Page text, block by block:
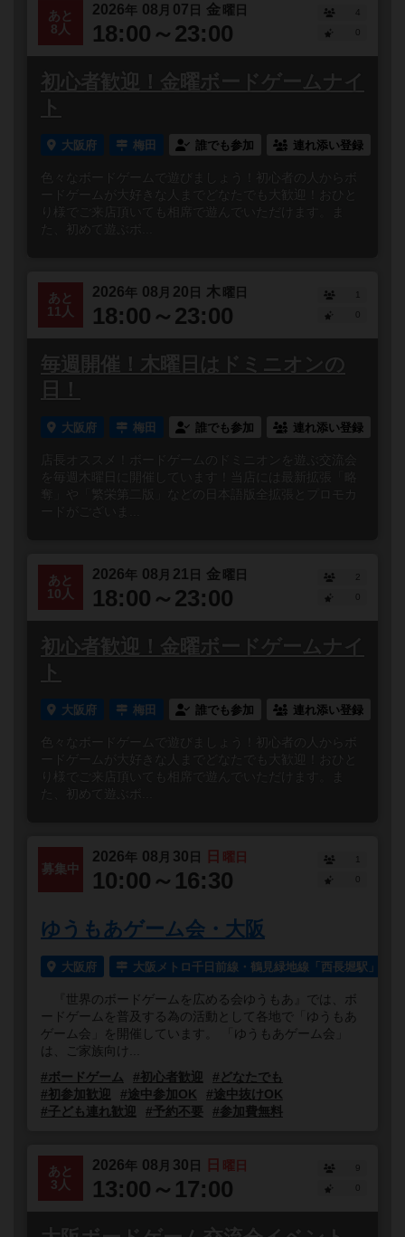
あと
8人
2026年 08 月 07 日 金曜日
18:00～23:00
4
初心者歓迎！金曜ボードゲームナイ
ト
大阪府 梅田 誰でも参加 連れ添い登録
色々なボードゲームで遊びましょう！初心者の人からボ
ードゲームが大好きな人までどなたでも大歓迎！おひと
り様でご来店頂いても相席で遊んでいただけます。ま
た、初めて遊ぶボ...
あと
11人
2026年 08 月 20 日 木曜日
18:00～23:00
1
毎週開催！木曜日はドミニオンの
日！
大阪府 梅田 誰でも参加 連れ添い登録
店長オススメ！ボードゲームのドミニオンを遊ぶ交流会
を毎週木曜日に開催しています！当店には最新拡張「略
奪」や「繁栄第二版」などの日本語版全拡張とプロモカ
あと
10人
2026年 08 月 21 日 金曜日
18:00～23:00
2
初心者歓迎！金曜ボードゲームナイ
ト
大阪府 梅田 誰でも参加 連れ添い登録
色々なボードゲームで遊びましょう！初心者の人からボ
ードゲームが大好きな人までどなたでも大歓迎！おひと
り様でご来店頂いても相席で遊んでいただけます。ま
た、初めて遊ぶボ...
募集中
2026年 08 月 30 日 日 曜日
10:00～16:30
1
ゆうもあゲーム会・大阪
大阪府 大阪メトロ千日前線・鶴見緑地線「西長堀駅」よ
『世界のボードゲームを広める会ゆうもあ』では、ボ
ードゲームを普及する為の活動として各地で「ゆうもあ
ゲーム会」を開催しています。 「ゆうもあゲーム会」
は、ご家族向け...
#ボードゲーム
#初心者歓迎
#どなたでも
#初参加歓迎
#途中参加OK
#途中抜けOK
#子ども連れ歓迎
#予約不要 #参加費無料
あと
3人
2026年 08 月 30 日 日 曜日
13:00～17:00
9